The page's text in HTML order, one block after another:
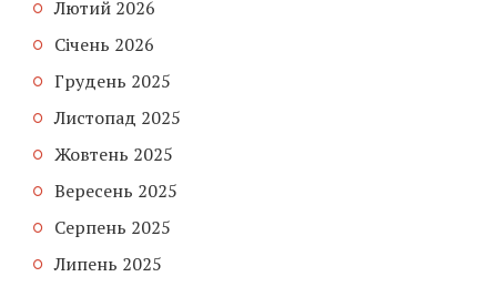
Лютий 2026
Січень 2026
Грудень 2025
Листопад 2025
Жовтень 2025
Вересень 2025
Серпень 2025
Липень 2025